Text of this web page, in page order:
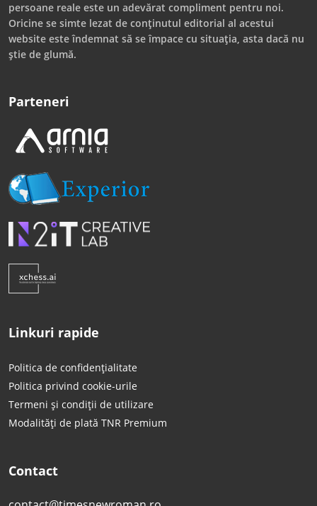
persoane reale este un adevărat compliment pentru noi.
Oricine se simte lezat de conținutul editorial al acestui
website este îndemnat să se împace cu situația, asta dacă nu
știe de glumă.
Parteneri
Linkuri rapide
Politica de confidențialitate
Politica privind cookie-urile
Termeni și condiții de utilizare
Modalități de plată TNR Premium
Contact